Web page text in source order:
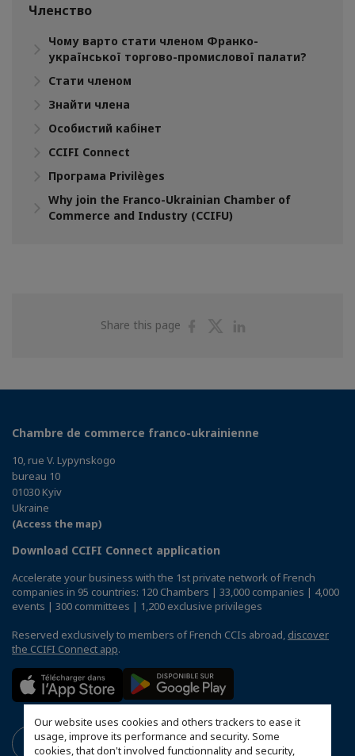
Our website uses cookies and others trackers to ease it
usage, improve its performance and security. Some
cookies, that don't involved functionnality and security,
Членство
Чому варто стати членом Франко-
української торгово-промислової палати?
Стати членом
Знайти члена
Особистий кабінет
CCIFI Connect
Програма Privilèges
Why join the Franco-Ukrainian Chamber of
Commerce and Industry (CCIFU)
Share this page
ShareShare
Chambre de commerce franco-ukrainienne
10, rue V. Lypynskogo
bureau 10
01030 Kyiv
Ukraine
(Access the map)
Download CCIFI Connect application
Accelerate your business with the 1st private network of French
companies in 95 countries: 120 Chambers | 33,000 companies | 4,000
events | 300 committees | 1,200 exclusive privileges
Reserved exclusively to members of French CCIs abroad, discover
the CCIFI Connect app.